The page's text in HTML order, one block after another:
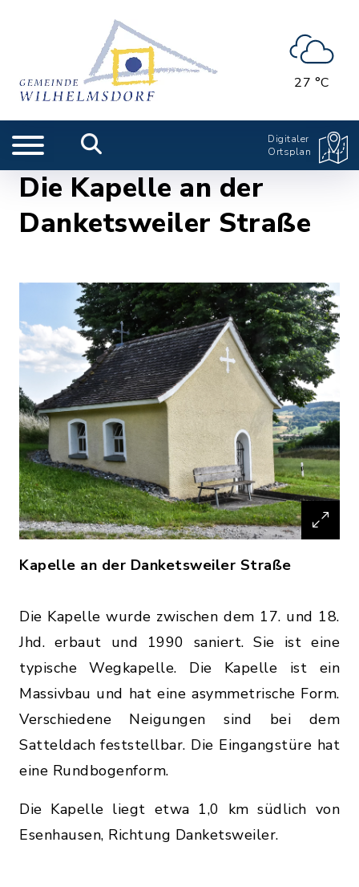
27 °C
Digitaler
Ortsplan
Die Kapelle an der
Danketsweiler Straße
Kapelle an der Danketsweiler Straße
Die Kapelle wurde zwischen dem 17. und 18.
Jhd. erbaut und 1990 saniert. Sie ist eine
typische Wegkapelle. Die Kapelle ist ein
Massivbau und hat eine asymmetrische Form.
Verschiedene Neigungen sind bei dem
Satteldach feststellbar. Die Eingangstüre hat
eine Rundbogenform.
Die Kapelle liegt etwa 1,0 km südlich von
Esenhausen, Richtung Danketsweiler.